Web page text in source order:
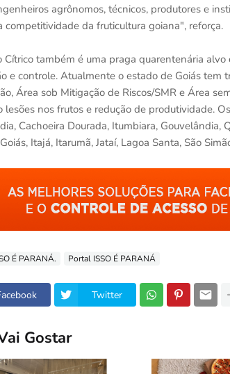
agrônomos, técnicos, produtores e
competitividade da fruticultura goiana", reforça.
Cítrico também é uma praga quarentenária
e controle. Atualmente o estado de Goiás tem
Área sob Mitigação de Riscos/SMR e Área
lesões nos frutos e redução de produtividade.
Cachoeira Dourada, Itumbiara, Gouvelândia,
Itajá, Itarumã, Jataí, Lagoa Santa, São
É PARANÁ. Portal ISSO É PARANÁ
Twitter
Gostar